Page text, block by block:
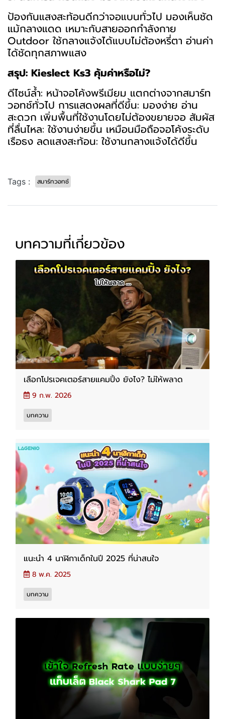
ป้องกันแสงสะท้อนดีกว่าจอแบนทั่วไป มองเห็นชัด
แม้กลางแดด เหมาะกับสายออกกำลังกาย
Outdoor ใช้กลางแจ้งได้แบบไม่ต้องหรี่ตา อ่านค่า
ได้ชัดทุกสภาพแสง
สรุป: Kieslect Ks3 คุ้มค่าหรือไม่?
ดีไซน์ล้ำ: หน้าจอโค้งพรีเมียม แตกต่างจากสมาร์ท
วอทช์ทั่วไป การแสดงผลที่ดีขึ้น: มองง่าย อ่าน
สะดวก เพิ่มพื้นที่ใช้งานโดยไม่ต้องขยายจอ สัมผัส
ที่ลื่นไหล: ใช้งานง่ายขึ้น เหมือนมือถือจอโค้งระดับ
เรือธง ลดแสงสะท้อน: ใช้งานกลางแจ้งได้ดีขึ้น
Tags : สมาร์ทวอทช์
บทความที่เกี่ยวข้อง
เลือกโปรเจคเตอร์สายแคมปิ้ง ยังไง? ไม่ให้พลาด
9 ก.พ. 2026
บทความ
แนะนำ 4 นาฬิกาเด็กในปี 2025 ที่น่าสนใจ
8 พ.ค. 2025
บทความ